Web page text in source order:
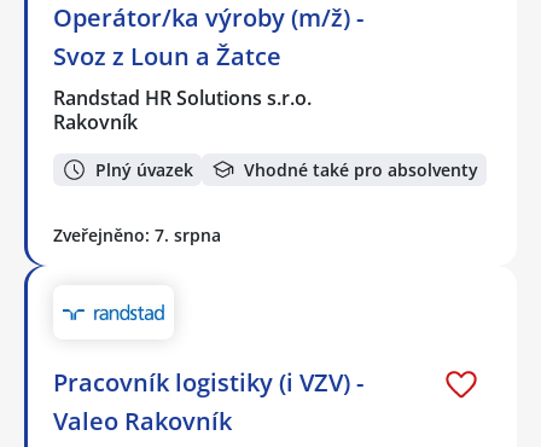
Operátor/ka výroby (m/ž) -
Svoz z Loun a Žatce
Randstad HR Solutions s.r.o.
Rakovník
Plný úvazek Vhodné také pro absolventy
Zveřejněno: 7. srpna
Pracovník logistiky (i VZV) -
Valeo Rakovník